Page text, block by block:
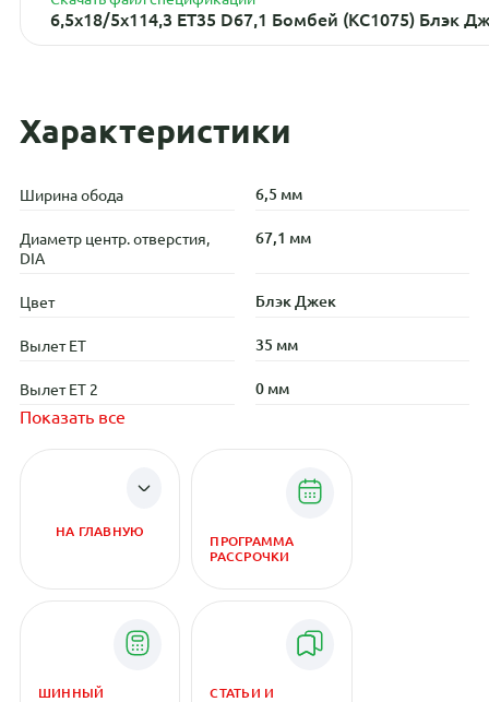
6,5x18/5x114,3 ET35 D67,1 Бомбей (КС1075) Блэк
Характеристики
Ширина обода 6,5 мм
Диаметр центр. отверстия,
DIA
67,1 мм
Цвет Блэк Джек
Вылет ET 35 мм
Вылет ET 2 0 мм
Показать все
НА ГЛАВНУЮ
ПРОГРАММА
РАССРОЧКИ
ШИННЫЙ
СТАТЬИ И